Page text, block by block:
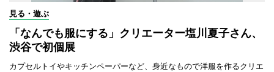
見る・遊ぶ
「なんでも服にする」クリエーター塩川夏子さん、
渋谷で初個展
カプセルトイやキッチンペーパーなど、身近なもので洋服を作るクリエ